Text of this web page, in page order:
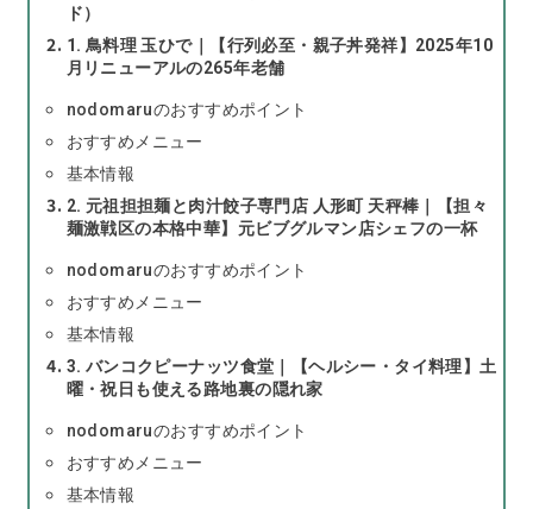
ド）
1. 鳥料理 玉ひで｜【行列必至・親子丼発祥】2025年10
月リニューアルの265年老舗
nodomaruのおすすめポイント
おすすめメニュー
基本情報
2. 元祖担担麺と肉汁餃子専門店 人形町 天秤棒｜【担々
麺激戦区の本格中華】元ビブグルマン店シェフの一杯
nodomaruのおすすめポイント
おすすめメニュー
基本情報
3. バンコクピーナッツ食堂｜【ヘルシー・タイ料理】土
曜・祝日も使える路地裏の隠れ家
nodomaruのおすすめポイント
おすすめメニュー
基本情報